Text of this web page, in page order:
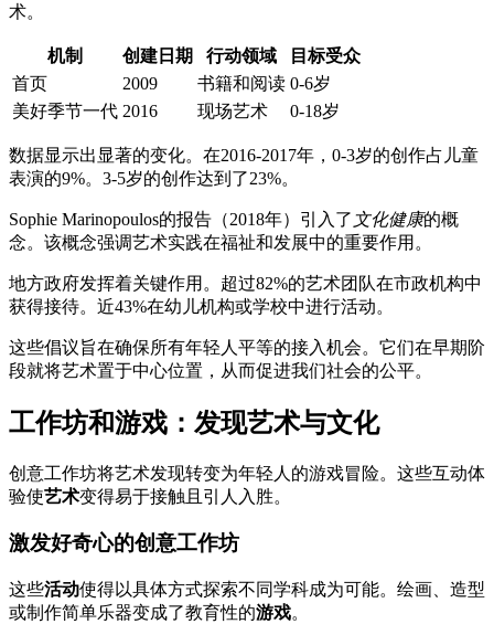
术。
机制 创建日期 行动领域
目标受众
首页
2009 书籍和阅读 0-6岁
美好季节一代 2016 现场艺术 0-18岁
数据显示出显著的变化。在2016-2017年，0-3岁的创作占儿童
表演的9%。3-5岁的创作达到了23%。
Sophie Marinopoulos的报告（2018年）引入了 文化健康的概
念。该概念强调艺术实践在福祉和发展中的重要作用。
地方政府发挥着关键作用。超过82%的艺术团队在市政机构中
获得接待。近43%在幼儿机构或学校中进行活动。
这些倡议旨在确保所有年轻人平等的接入机会。它们在早期阶
段就将艺术置于中心位置，从而促进我们社会的公平。
工作坊和游戏：发现艺术与文化
创意工作坊将艺术发现转变为年轻人的游戏冒险。这些互动体
验使艺术变得易于接触且引人入胜。
激发好奇心的创意工作坊
这些活动使得以具体方式探索不同学科成为可能。绘画、造型
或制作简单乐器变成了教育性的游戏。